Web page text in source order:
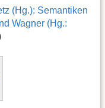
(Hg.): Semantiken
Wagner (Hg.: